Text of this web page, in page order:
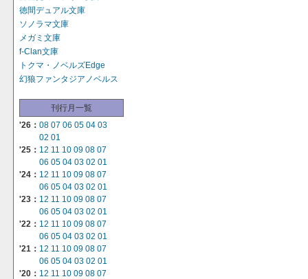
徳間デュアル文庫
ソノラマ文庫
メガミ文庫
f-Clan文庫
トクマ・ノベルズEdge
幻狼ファンタジアノベルス
刊行月一覧
'26： 08 07 06 05 04 03
02 01
'25： 12 11 10 09 08 07
06 05 04 03 02 01
'24： 12 11 10 09 08 07
06 05 04 03 02 01
'23： 12 11 10 09 08 07
06 05 04 03 02 01
'22： 12 11 10 09 08 07
06 05 04 03 02 01
'21： 12 11 10 09 08 07
06 05 04 03 02 01
'20： 12 11 10 09 08 07